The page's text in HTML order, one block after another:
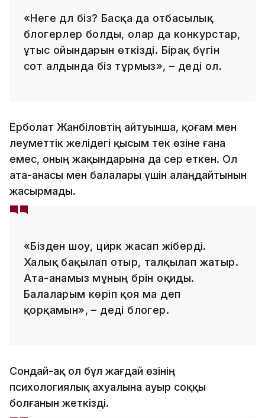
«Неге дәл біз? Басқа да отбасылық
блогерлер болды, олар да конкурстар,
ұтыс ойындарын өткізді. Бірақ бүгін
сот алдында біз тұрмыз», – деді ол.
Ерболат Жанәбіловтің айтуынша, қоғам мен
әлеуметтік желідегі қысым тек өзіне ғана
емес, оның жақындарына да әсер еткен. Ол
ата-анасы мен балалары үшін алаңдайтынын
жасырмады.
«Бізден шоу, цирк жасап жіберді.
Халық бақылап отыр, талқылап жатыр.
Ата-анамыз мұның бәрін оқиды.
Балаларым көріп қоя ма деп
қорқамын», – деді блогер.
Сондай-ақ ол бұл жағдай өзінің
психологиялық ахуалына ауыр соққы
болғанын жеткізді.